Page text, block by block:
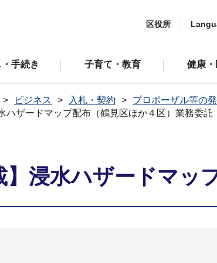
区役所
・手続き 子育て・教育 健康
ビジネス 入札・契約 プロポーザル等の
ハザードマップ配布（鶴見区ほか４区）業務委託
】浸水ハザードマ